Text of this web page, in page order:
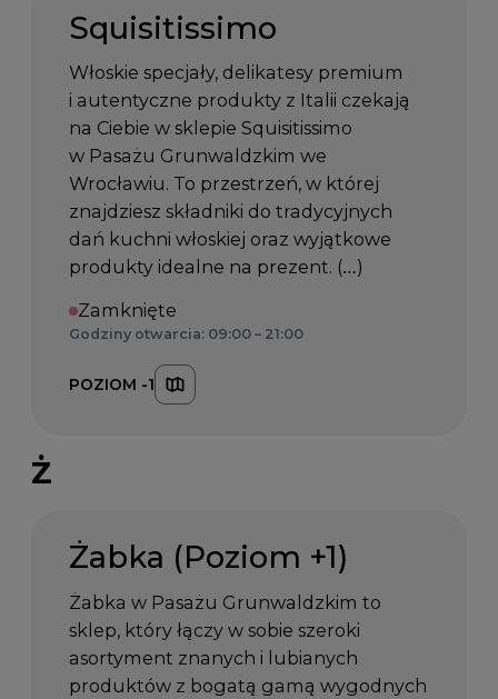
Squisitissimo
Włoskie specjały, delikatesy premium
i autentyczne produkty z Italii czekają
na Ciebie w sklepie Squisitissimo
w Pasażu Grunwaldzkim we
Wrocławiu. To przestrzeń, w której
znajdziesz składniki do tradycyjnych
dań kuchni włoskiej oraz wyjątkowe
produkty idealne na prezent. (…)
Zamknięte
Godziny otwarcia: 09:00 – 21:00
POZIOM -1
Ż
Żabka (Poziom +1)
Żabka w Pasażu Grunwaldzkim to
sklep, który łączy w sobie szeroki
asortyment znanych i lubianych
produktów z bogatą gamą wygodnych